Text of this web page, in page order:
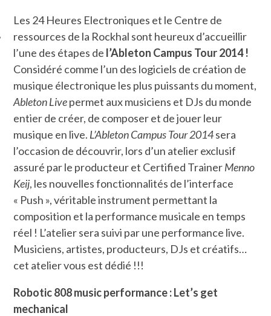
Les 24 Heures Electroniques et le Centre de
ressources de la Rockhal sont heureux d’accueillir
l’une des étapes de l’Ableton Campus Tour 2014 !
Considéré comme l’un des logiciels de création de
musique électronique les plus puissants du moment,
Ableton Livepermet aux musiciens et DJs du monde
entier de créer, de composer et de jouer leur
musique en live. L’Ableton Campus Tour 2014sera
l’occasion de découvrir, lors d’un atelier exclusif
assuré par le producteur et Certified TrainerMenno
Keij, les nouvelles fonctionnalités de l’interface
« Push », véritable instrument permettant la
composition et la performance musicale en temps
réel ! L’atelier sera suivi par une performance live.
Musiciens, artistes, producteurs, DJs et créatifs…
cet atelier vous est dédié !!!
Robotic 808 music performance : Let’s get
mechanical